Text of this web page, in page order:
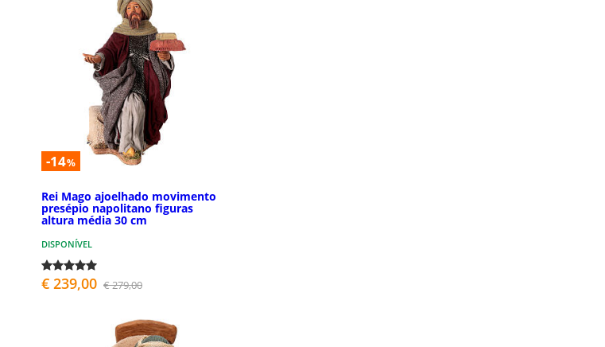
-14%
Rei Mago ajoelhado movimento
presépio napolitano figuras
altura média 30 cm
DISPONÍVEL
€ 239,00 € 279,00